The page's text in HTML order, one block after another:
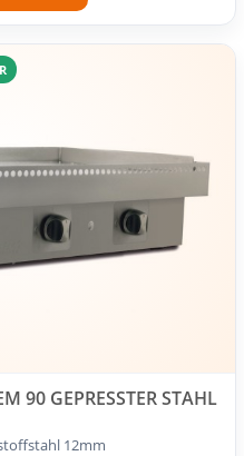
90 GEPRESSTER STAHL
12mm